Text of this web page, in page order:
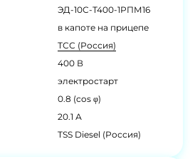
ЭД-10С-Т400-1РПМ16
в капоте на прицепе
ТСС (Россия)
400 В
электростарт
0.8 (cos φ)
20.1 А
TSS Diesel (Россия)